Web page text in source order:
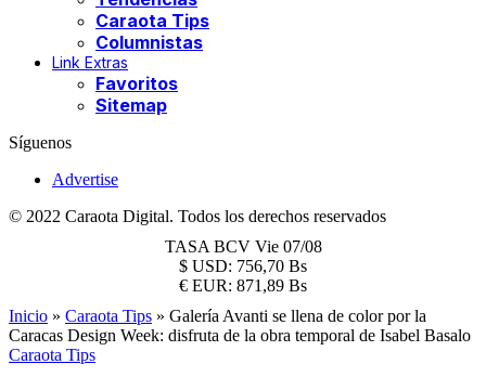
Caraota Tips
Columnistas
Link Extras
Favoritos
Sitemap
Síguenos
Advertise
© 2022 Caraota Digital. Todos los derechos reservados
TASA BCV Vie 07/08
$ USD: 756,70 Bs
€ EUR: 871,89 Bs
Inicio » Caraota Tips » Galería Avanti se llena de color por la
Caracas Design Week: disfruta de la obra temporal de Isabel Basalo
Caraota Tips